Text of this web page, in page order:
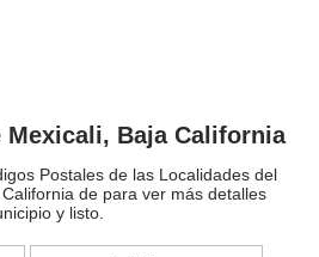
Mexicali, Baja California
Postales de las Localidades del
de para ver más detalles
y listo.